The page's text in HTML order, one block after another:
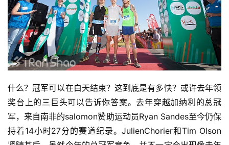
什么？冠军可以在白天结束？这到底是有多快？或许去年领
奖台上的三巨头可以告诉你答案。去年穿越加纳利的总冠
军，来自南非的salomon赞助运动员Ryan Sandes至今仍保
持着14小时27分的赛道纪录。JulienChorier和Tim Olson